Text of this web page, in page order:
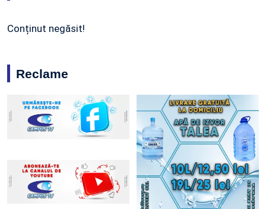
Conținut negăsit!
Reclame